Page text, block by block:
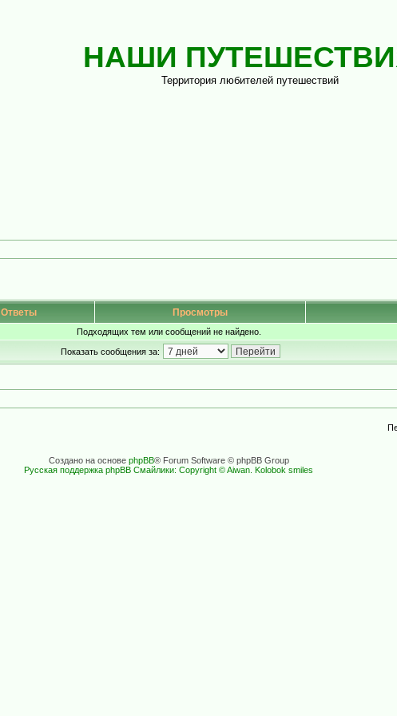
НАШИ
Территория любителей путешествий
Ответы Просмотры
Подходящих тем или сообщений не найдено.
Показать сообщения за:
Создано на основе phpBB® Forum Software © phpBB Group
Русская поддержка phpBB Смайлики: Copyright © Aiwan. Kolobok smiles